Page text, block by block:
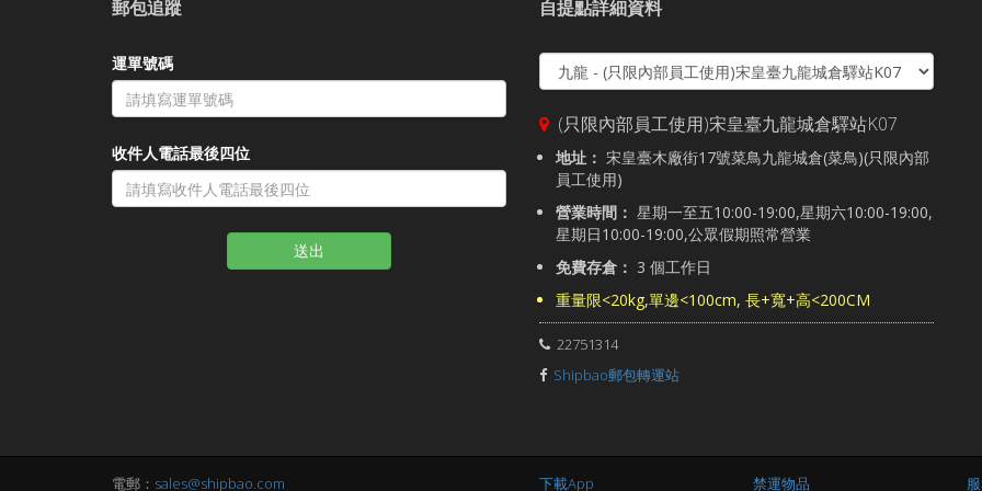
郵包追蹤
運單號碼
收件人電話最後四位
送出
自提點詳細資料
(只限內部員工使用)宋皇臺九龍城倉驛站K07
地址： 宋皇臺木廠街17號菜鳥九龍城倉(菜鳥)(只限內部
員工使用)
營業時間： 星期一至五10:00-19:00,星期六10:00-19:00,
星期日10:00-19:00,公眾假期照常營業
免費存倉： 3 個工作日
重量限<20kg,單邊<100cm, 長+寬+高<200CM
22751314
Shipbao郵包轉運站
電郵： sales@shipbao.com 下載App 禁運物品